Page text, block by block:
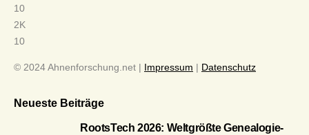
10
2K
10
© 2024 Ahnenforschung.net | Impressum | Datenschutz
Neueste Beiträge
RootsTech 2026: Weltgrößte Genealogie-